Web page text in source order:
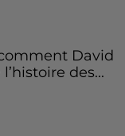
David
des...